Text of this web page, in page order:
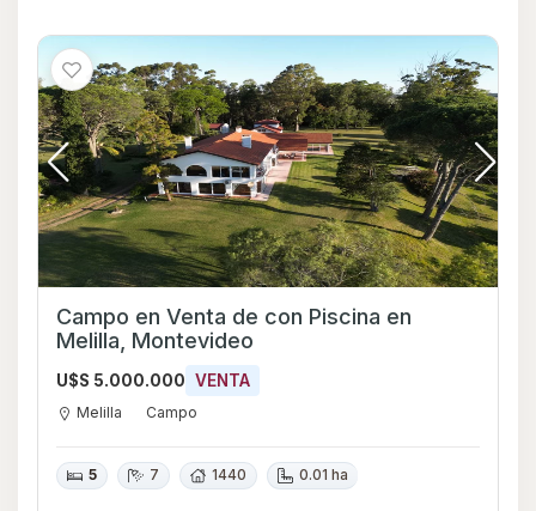
Campo en Venta de con Piscina en
Melilla, Montevideo
U$S 5.000.000 VENTA
Melilla Campo
5 7 1440 0.01 ha